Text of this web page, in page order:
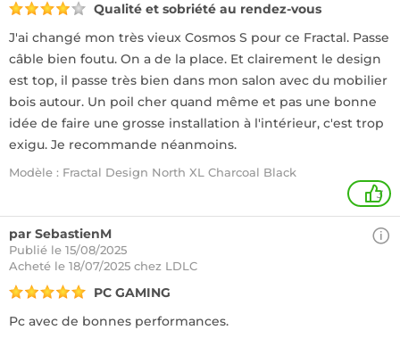
Qualité et sobriété au rendez-vous
J'ai changé mon très vieux Cosmos S pour ce Fractal. Passe
câble bien foutu. On a de la place. Et clairement le design
est top, il passe très bien dans mon salon avec du mobilier
bois autour. Un poil cher quand même et pas une bonne
idée de faire une grosse installation à l'intérieur, c'est trop
exigu. Je recommande néanmoins.
Modèle : Fractal Design North XL Charcoal Black
3
par SebastienM
Publié le 15/08/2025
Acheté le 18/07/2025 chez LDLC
PC GAMING
Pc avec de bonnes performances.